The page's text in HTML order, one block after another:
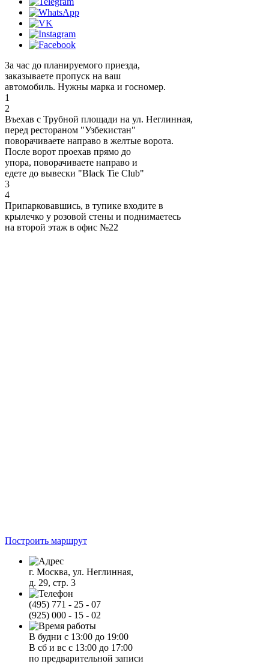
За час до планируемого приезда,
заказываете пропуск на ваш
автомобиль. Нужны марка и госномер.
1
2
Въехав с Трубной площади на ул. Неглинная,
перед рестораном "Узбекистан"
поворачиваете направо в желтые ворота.
После ворот проехав прямо до
упора, поворачиваете направо и
едете до вывески "Black Tie Club"
3
4
Припарковавшись, в тупике входите в
крылечко у розовой стены и поднимаетесь
на второй этаж в офис №22
Построить маршрут
г. Москва, ул. Неглинная,
д. 29, стр. 3
(495) 771 - 25 - 07
(925) 000 - 15 - 02
В будни с 13:00 до 19:00
В сб и вс с 13:00 до 17:00
по предварительной записи